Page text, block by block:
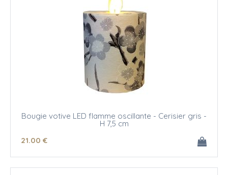
Bougie votive LED flamme oscillante - Cerisier gris -
H 7,5 cm
21.00 €